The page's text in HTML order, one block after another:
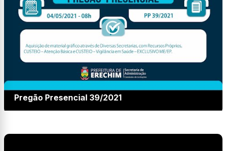
Pregão Presencial 39/2021